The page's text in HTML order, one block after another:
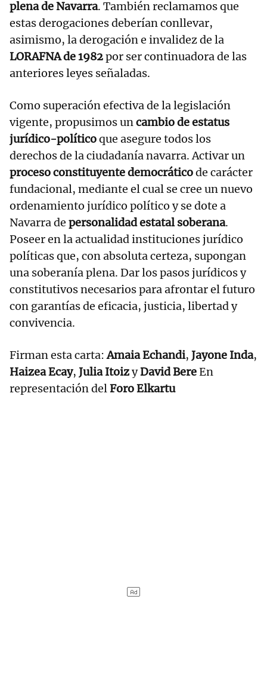
plena de Navarra. También reclamamos que
estas derogaciones deberían conllevar,
asimismo, la derogación e invalidez de la
LORAFNA de 1982por ser continuadora de las
anteriores leyes señaladas.
Como superación efectiva de la legislación
vigente, propusimos uncambio de estatus
jurídico-políticoque asegure todos los
derechos de la ciudadanía navarra. Activar un
proceso constituyente democráticode carácter
fundacional, mediante el cual se cree un nuevo
ordenamiento jurídico político y se dote a
Navarra de personalidad estatal soberana.
Poseer en la actualidad instituciones jurídico
políticas que, con absoluta certeza, supongan
una soberanía plena. Dar los pasos jurídicos y
constitutivos necesarios para afrontar el futuro
con garantías de eficacia, justicia, libertad y
convivencia.
Firman esta carta:Amaia Echandi, Jayone Inda,
Haizea Ecay, Julia ItoizyDavid BereEn
representación delForo Elkartu